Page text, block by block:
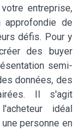
entreprise,
approfondie de
défis. Pour y
des buyer
semi-
données, des
Il s'agit
idéal
personne en